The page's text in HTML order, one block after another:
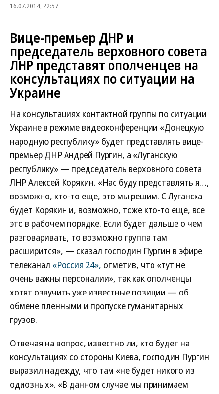
16.07.2014, 22:57
Вице-премьер ДНР и
председатель верховного совета
ЛНР представят ополченцев на
консультациях по ситуации на
Украине
На консультациях контактной группы по ситуации
Украине в режиме видеоконференции «Донецкую
народную республику» будет представлять вице-
премьер ДНР Андрей Пургин, а «Луганскую
республику» — председатель верховного совета
ЛНР Алексей Корякин. «Нас буду представлять я…,
возможно, кто-то еще, это мы решим. С Луганска
будет Корякин и, возможно, тоже кто-то еще, все
это в рабочем порядке. Если будет дальше о чем
разговаривать, то возможно группа там
расширится», — сказал господин Пургин в эфире
телеканал «Россия 24», отметив, что «тут не
очень важны персоналии», так как ополченцы
хотят озвучить уже известные позиции — об
обмене пленными и пропуске гуманитарных
грузов.
Отвечая на вопрос, известно ли, кто будет на
консультациях со стороны Киева, господин Пургин
выразил надежду, что там «не будет никого из
одиозных». «В данном случае мы принимаем